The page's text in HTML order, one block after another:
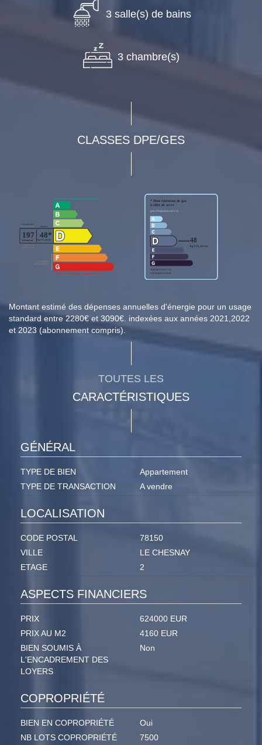
3 salle(s) de bains
3 chambre(s)
CLASSES DPE/GES
Montant estimé des dépenses annuelles d'énergie pour un usage
standard entre 2280€ et 3090€. indexées aux années 2021,2022
et 2023 (abonnement compris).
TOUTES LES
CARACTÉRISTIQUES
GÉNÉRAL
TYPE DE BIEN
Appartement
TYPE DE TRANSACTION
A vendre
LOCALISATION
CODE POSTAL
78150
VILLE
LE CHESNAY
ETAGE
2
ASPECTS FINANCIERS
PRIX
624000 EUR
PRIX AU M2
4160 EUR
BIEN SOUMIS À
L'ENCADREMENT DES
LOYERS
Non
COPROPRIÉTÉ
BIEN EN COPROPRIÉTÉ
Oui
NB LOTS COPROPRIÉTÉ
7500